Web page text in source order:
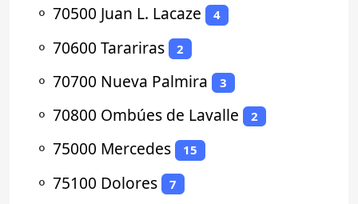
⚬ 70500 Juan L. Lacaze 4
⚬ 70600 Tarariras 2
⚬ 70700 Nueva Palmira 3
⚬ 70800 Ombúes de Lavalle 2
⚬ 75000 Mercedes 15
⚬ 75100 Dolores 7